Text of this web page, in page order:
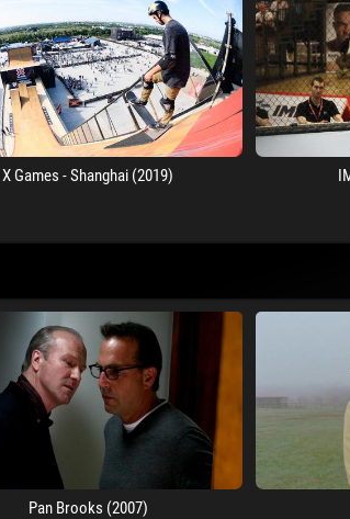
X Games - Shanghai (2019)
Pan Brooks (2007)